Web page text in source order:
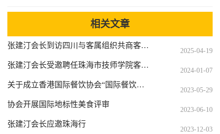
相关文章
张建汀会长到访四川与客属组织共商客家菜传承发展
2025-04-19
张建汀会长受邀聘任珠海市技师学院客座教授
2024-01-07
关于成立香港国际餐饮协会“国际餐饮业技能评审委员会”、“餐饮行业职业能力技能评价中心”的文件
2023-05-29
协会开展国际地标性美食评审
2023-06-10
张建汀会长应邀珠海行
2023-12-03